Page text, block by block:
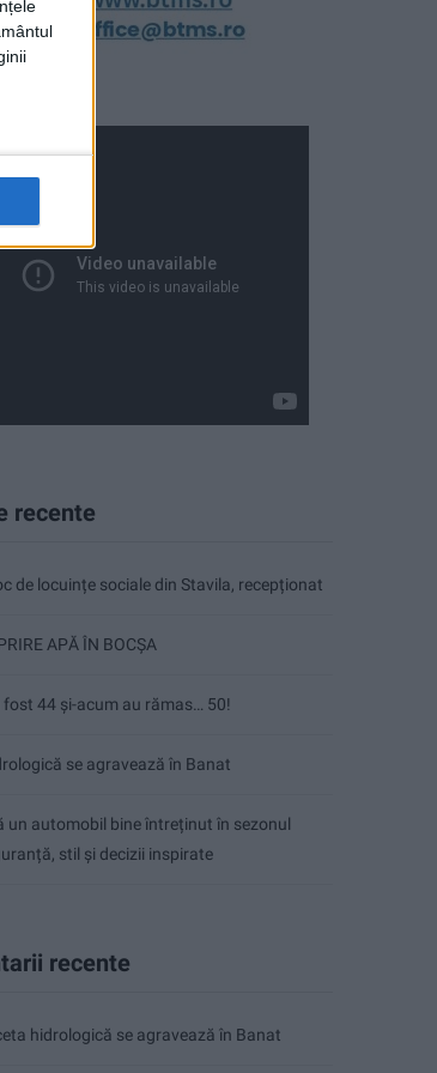
recente
de locuințe sociale din Stavila, recepționat
APĂ ÎN BOCȘA
44 și-acum au rămas… 50!
se agravează în Banat
un automobil bine întreținut în sezonul
stil și decizii inspirate
recente
hidrologică se agravează în Banat